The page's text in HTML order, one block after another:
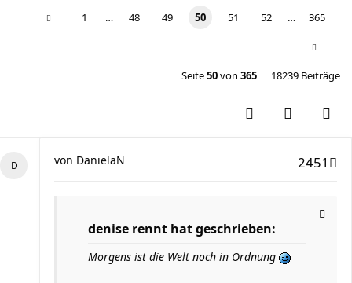
1 … 48 49 50 51 52 … 365
Seite50von 365 18239 Beiträge
2451
von DanielaN
denise rennt hat geschrieben:
Morgens ist die Welt noch in Ordnung